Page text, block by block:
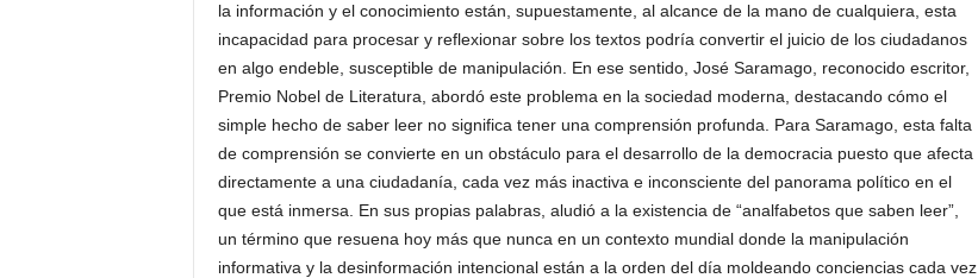
la información y el conocimiento están, supuestamente, al alcance de la mano de cualquiera, esta
incapacidad para procesar y reflexionar sobre los textos podría convertir el juicio de los ciudadanos
en algo endeble, susceptible de manipulación. En ese sentido, José Saramago, reconocido escritor,
Premio Nobel de Literatura, abordó este problema en la sociedad moderna, destacando cómo el
simple hecho de saber leer no significa tener una comprensión profunda. Para Saramago, esta falta
de comprensión se convierte en un obstáculo para el desarrollo de la democracia puesto que afecta
directamente a una ciudadanía, cada vez más inactiva e inconsciente del panorama político en el
que está inmersa. En sus propias palabras, aludió a la existencia de “analfabetos que saben leer”,
un término que resuena hoy más que nunca en un contexto mundial donde la manipulación
informativa y la desinformación intencional están a la orden del día moldeando conciencias cada vez